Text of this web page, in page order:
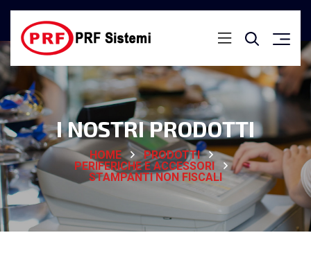
I NOSTRI PRODOTTI
HOME
PRODOTTI
PERIFERICHE E ACCESSORI
STAMPANTI NON FISCALI